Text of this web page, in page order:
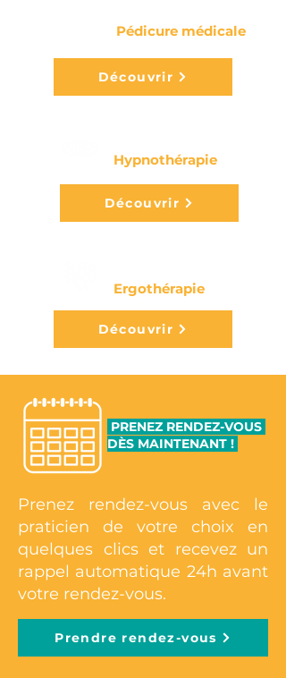
Pédicure médicale
Découvrir
Hypnothérapie
Découvrir
Ergothérapie
Découvrir
PRENEZ RENDEZ-VOUS
DÈS MAINTENANT !
Prenez rendez-vous avec le
praticien de votre choix en
quelques clics et recevez un
rappel automatique 24h avant
votre rendez-vous.
Prendre rendez-vous